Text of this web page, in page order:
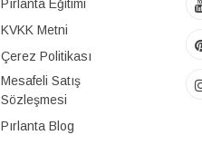
Pırlanta Eğitimi
KVKK Metni
Çerez Politikası
Mesafeli Satış
Sözleşmesi
Pırlanta Blog